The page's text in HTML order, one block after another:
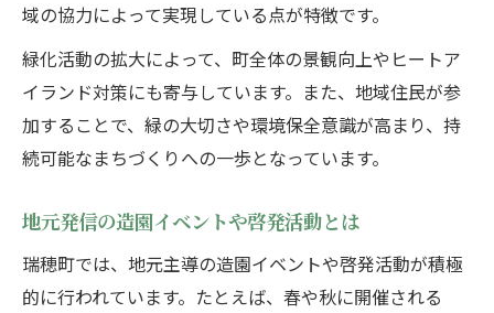
域の協力によって実現している点が特徴です。
緑化活動の拡大によって、町全体の景観向上やヒートア
イランド対策にも寄与しています。また、地域住民が参
加することで、緑の大切さや環境保全意識が高まり、持
続可能なまちづくりへの一歩となっています。
地元発信の造園イベントや啓発活動とは
瑞穂町では、地元主導の造園イベントや啓発活動が積極
的に行われています。たとえば、春や秋に開催される